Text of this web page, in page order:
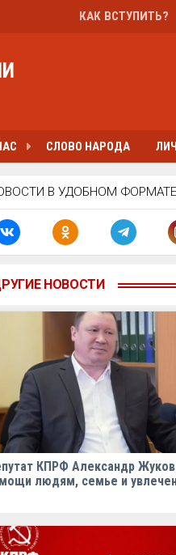
КАК ВСТУПИТЬ?
СЛОВО НАРОДА
В УДОБНОМ ФОРМАТЕ
НОВОСТИ
КПРФ Александр Жуков
людям, семье и